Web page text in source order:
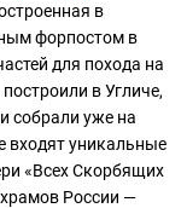
в
форпостом в
для похода на
в Угличе,
собрали уже на
входят уникальные
«Всех Скорбящих
России —